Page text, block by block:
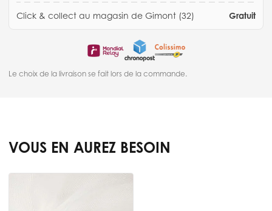
Click & collect au magasin de Gimont (32) Gratuit
Le choix de la livraison se fait lors de la commande.
VOUS EN AUREZ BESOIN
Press to skip carousel